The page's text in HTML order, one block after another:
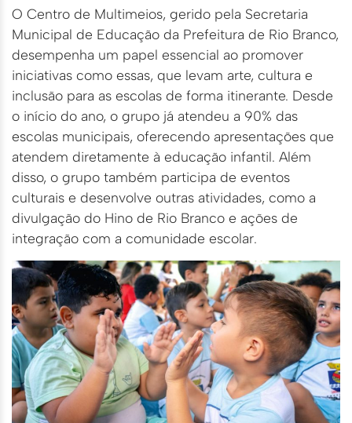
O Centro de Multimeios, gerido pela Secretaria
Municipal de Educação da Prefeitura de Rio Branco,
desempenha um papel essencial ao promover
iniciativas como essas, que levam arte, cultura e
inclusão para as escolas de forma itinerante. Desde
o início do ano, o grupo já atendeu a 90% das
escolas municipais, oferecendo apresentações que
atendem diretamente à educação infantil. Além
disso, o grupo também participa de eventos
culturais e desenvolve outras atividades, como a
divulgação do Hino de Rio Branco e ações de
integração com a comunidade escolar.